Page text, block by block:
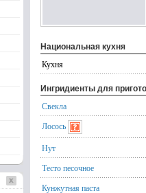
Национальная кухня
Кухня
Ингридиенты для
Свекла
Лосось
Нут
Тесто песочное
Кунжутная паста